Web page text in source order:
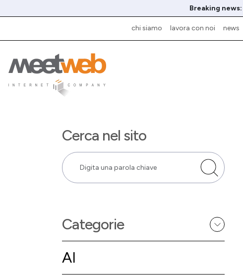
Breaking news:
chi siamo lavora con noi news
Cerca nel sito
Categorie
AI